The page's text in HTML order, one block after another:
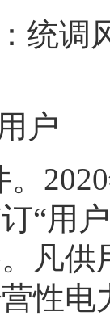
统调
户
。
“用
凡供
性